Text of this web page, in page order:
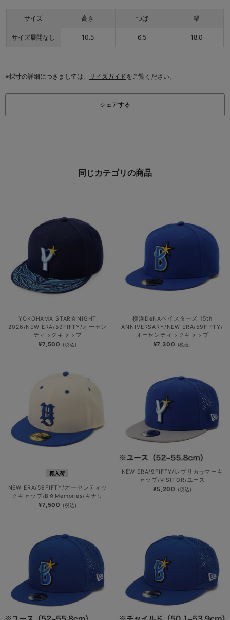
サイズ 高さ つば 幅
サイズ展開なし 10.5 6.5 18.0
※採寸の詳細につきましては、 サイズガイドをご覧ください。
シェアする
同じカテゴリの商品
YOKOHAMA STAR☆NIGHT
2026/NEW ERA/59FIFTY/オーセン
ティックキャップ
¥7,500 (税込)
横浜DeNAベイスターズ 15th
ANNIVERSARY/NEW ERA/59FIFTY/
オーセンティックキャップ
¥7,300 (税込)
再入荷
NEW ERA/59FIFTY/オーセンティッ
クキャップ/B☆Memories/キナリ
¥7,500 (税込)
NEW ERA/9FIFTY/レプリカサマーキ
ャップ/VISITOR/ユース
¥5,200 (税込)